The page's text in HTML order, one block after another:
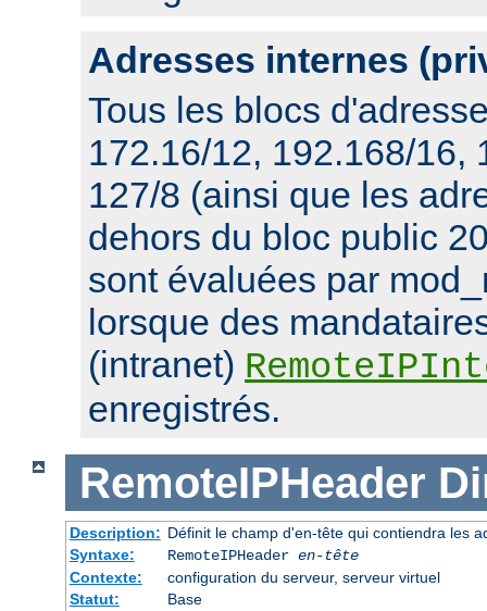
Adresses internes
Tous les blocs
172.16/12, 192.168/16,
127/8 (ainsi que les
dehors du bloc public
sont évaluées par
lorsque des
(intranet)
enregistrés.
RemoteIPHeader
Description: Définit le champ d'en-tête qui contiendra les
Syntaxe:
RemoteIPHeader en-tête
Contexte:
configuration du serveur, serveur virtuel
Statut:
Base